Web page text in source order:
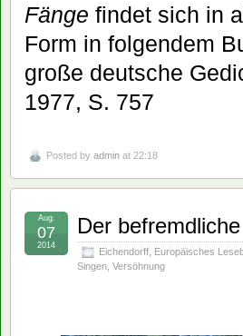
Fänge findet sich in
Form in folgendem
große deutsche
1977, S. 757
Posted by admin at 22:18
Der
Eichendorff Europäisches
Singen Versöhnung
Aug.
07
2014